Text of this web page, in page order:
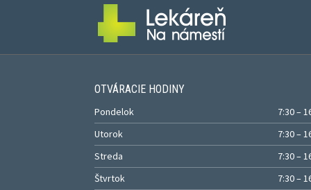
OTVÁRACIE HODINY
Pondelok
7:30 –
Utorok
7:30 –
Streda
7:30 –
Štvrtok
7:30 –